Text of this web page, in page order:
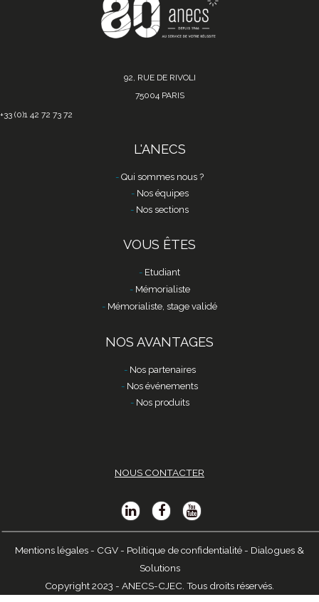
92, RUE DE RIVOLI
75004 PARIS
+33 (0)1 42 72 73 72
L'ANECS
Qui sommes nous ?
Nos équipes
Nos sections
VOUS ÊTES
Etudiant
Mémorialiste
Mémorialiste, stage validé
NOS AVANTAGES
Nos partenaires
Nos événements
Nos produits
NOUS CONTACTER
Mentions légales - CGV - Politique de confidentialité - Dialogues &
Solutions
Copyright 2023 - ANECS-CJEC. Tous droits réservés.